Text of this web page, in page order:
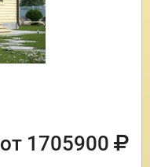
от 1705900